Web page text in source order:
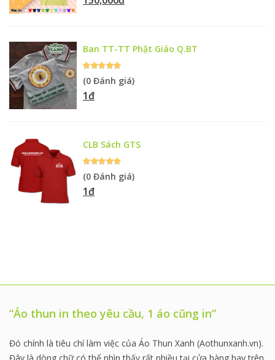
Ban TT-TT Phật Giáo Q.BT
(0 Đánh giá)
1đ
CLB Sách GTS
(0 Đánh giá)
1đ
“Áo thun in theo yêu cầu, 1 áo cũng in”
Đó chính là tiêu chí làm việc của Áo Thun Xanh (Aothunxanh.vn).